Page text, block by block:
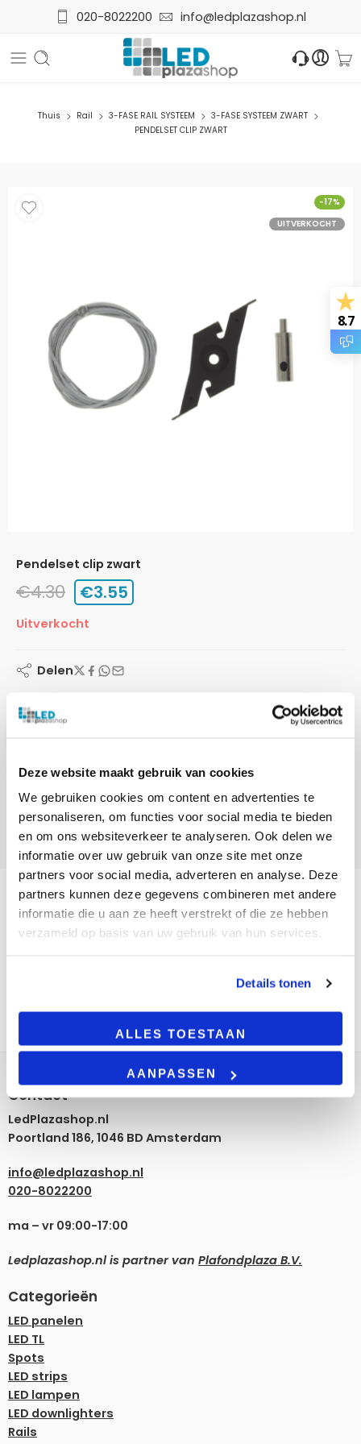
Deze website maakt gebruik van cookies
We gebruiken cookies om content en advertenties te
personaliseren, om functies voor social media te bieden
en om ons websiteverkeer te analyseren. Ook delen we
informatie over uw gebruik van onze site met onze
partners voor social media, adverteren en analyse. Deze
partners kunnen deze gegevens combineren met andere
informatie die u aan ze heeft verstrekt of die ze hebben
verzameld op basis van uw gebruik van hun services.
Details tonen
ALLES TOESTAAN
AANPASSEN
020-8022200 info@ledplazashop.nl
Thuis Rail 3-FASE RAIL SYSTEEM
3-FASE SYSTEEM ZWART
PENDELSET CLIP ZWART
-17%
UITVERKOCHT
pendelset clip zwart
€4.30 €3.55
Uitverkocht
Delen
Betaalmethoden:
3-FASE SYSTEEM ZWART,Rail
Contact
LedPlazashop.nl
Poortland 186, 1046 BD Amsterdam
info@ledplazashop.nl
020-8022200
ma – vr 09:00-17:00
Ledplazashop.nl is partner van Plafondplaza B.V.
Categorieën
LED panelen
LED TL
Spots
LED strips
LED lampen
LED downlighters
Rails
8.7